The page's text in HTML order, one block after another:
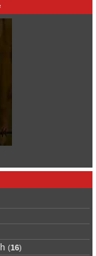
(16)